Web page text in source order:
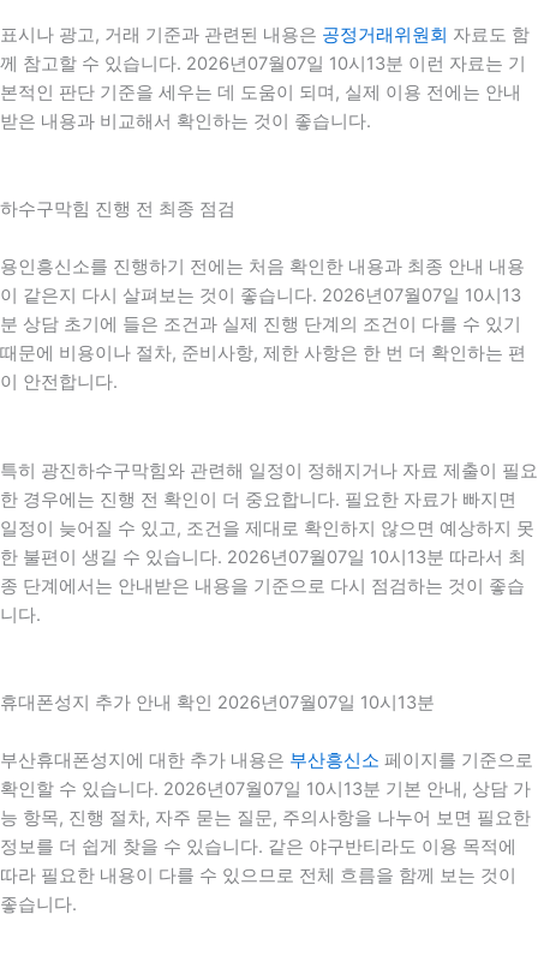
표시나 광고, 거래 기준과 관련된 내용은 공정거래위원회 자료도 함
께 참고할 수 있습니다. 2026년07월07일 10시13분 이런 자료는 기
본적인 판단 기준을 세우는 데 도움이 되며, 실제 이용 전에는 안내
받은 내용과 비교해서 확인하는 것이 좋습니다.
하수구막힘 진행 전 최종 점검
용인흥신소를 진행하기 전에는 처음 확인한 내용과 최종 안내 내용
이 같은지 다시 살펴보는 것이 좋습니다. 2026년07월07일 10시13
분 상담 초기에 들은 조건과 실제 진행 단계의 조건이 다를 수 있기
때문에 비용이나 절차, 준비사항, 제한 사항은 한 번 더 확인하는 편
이 안전합니다.
특히 광진하수구막힘와 관련해 일정이 정해지거나 자료 제출이 필요
한 경우에는 진행 전 확인이 더 중요합니다. 필요한 자료가 빠지면
일정이 늦어질 수 있고, 조건을 제대로 확인하지 않으면 예상하지 못
한 불편이 생길 수 있습니다. 2026년07월07일 10시13분 따라서 최
종 단계에서는 안내받은 내용을 기준으로 다시 점검하는 것이 좋습
니다.
휴대폰성지 추가 안내 확인 2026년07월07일 10시13분
부산휴대폰성지에 대한 추가 내용은 부산흥신소 페이지를 기준으로
확인할 수 있습니다. 2026년07월07일 10시13분 기본 안내, 상담 가
능 항목, 진행 절차, 자주 묻는 질문, 주의사항을 나누어 보면 필요한
정보를 더 쉽게 찾을 수 있습니다. 같은 야구반티라도 이용 목적에
따라 필요한 내용이 다를 수 있으므로 전체 흐름을 함께 보는 것이
좋습니다.